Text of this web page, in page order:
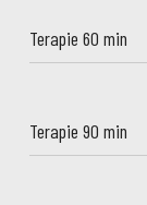
Terapie 60 min
Terapie 90 min